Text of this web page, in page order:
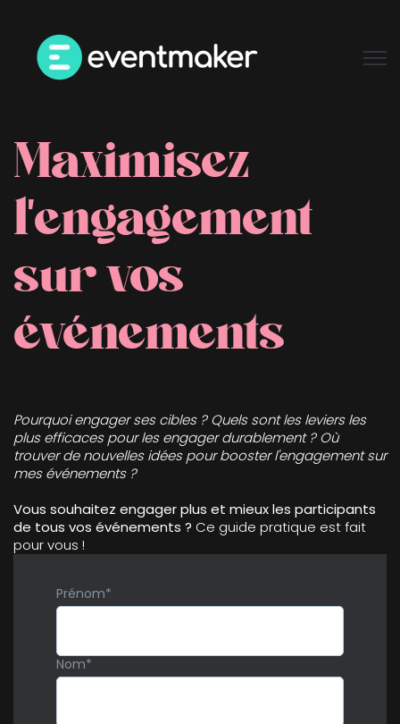
Maximisez
l'engagement
sur vos
événements
Pourquoi engager ses cibles ? Quels sont les leviers les
plus efficaces pour les engager durablement ?Où
trouver de nouvelles idées pour booster l'engagement sur
mes événements ?
Vous souhaitez engager plus et mieux les participants
de tous vos événements ? Ce guide pratique est fait
pour vous !
Prénom*
Nom*